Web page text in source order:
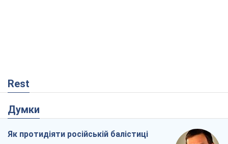
Rest
Думки
Як протидіяти російській балістиці